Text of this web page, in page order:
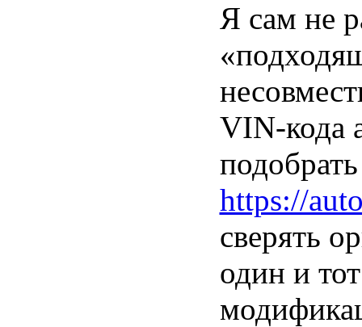
Я сам не
VIN-кода
https://
сверять
один и